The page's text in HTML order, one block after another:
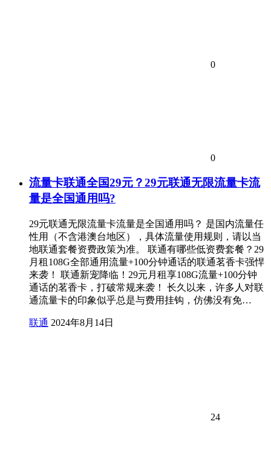
0
0
流量卡联通全国29元？29元联通无限流量卡流
量是全国通用吗?
29元联通无限流量卡流量是全国通用吗？ 是国内流量任
性用（不含港澳台地区），具体流量使用规则，请以当
地联通套餐资费政策为准。 联通有哪些低资费套餐？29
月租108G全部通用流量+100分钟通话的联通茗香卡强悍
来袭！ 联通新宠降临！29元月租享108G流量+100分钟
通话的茗香卡，打破常规来袭！ 长久以来，许多人对联
通流量卡的印象似乎总是与费用挂钩，仿佛没有免…
联通 2024年8月14日
24